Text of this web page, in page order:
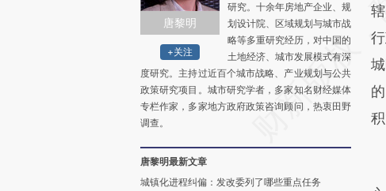
唐黎明
+关注
研究。十余年房地产企业、规
划设计院、区域规划与城市战
略等多重研究经历，对中国的
土地经济、城市发展模式有深
度研究。主持过近百个城市战略、产业规划与公共
政策研究项目。城市研究学者，多家知名财经媒体
专栏作家，多家地方政府政策咨询顾问，热衷田野
调查。
唐黎明最新文章
城镇化进程纠偏：发改委列了哪些重点任务